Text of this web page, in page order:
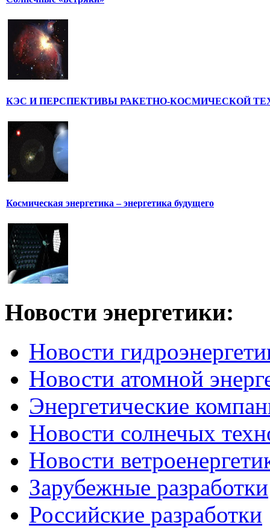
КЭС И ПЕРСПЕКТИВЫ РАКЕТНО-КОСМИЧЕСКОЙ
Космическая энергетика – энергетика будущего
Новости энергетики:
Новости
Новости атомной
Энергетические
Новости солнечых
Новости
Зарубежные разработки
Российские разработки